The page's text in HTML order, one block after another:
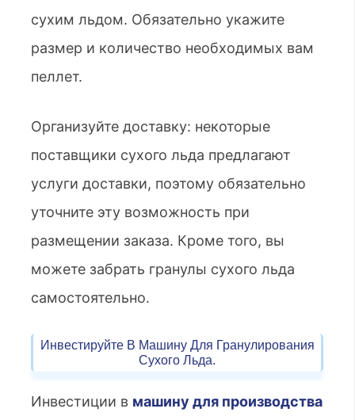
сухим льдом. Обязательно укажите
размер и количество необходимых вам
пеллет.
Организуйте доставку: некоторые
поставщики сухого льда предлагают
услуги доставки, поэтому обязательно
уточните эту возможность при
размещении заказа. Кроме того, вы
можете забрать гранулы сухого льда
самостоятельно.
Инвестируйте В Машину Для Гранулирования
Сухого Льда.
Инвестиции в машину для производства